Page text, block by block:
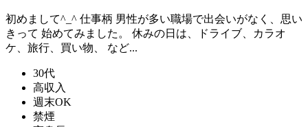
初めまして^_^ 仕事柄 男性が多い職場で出会いがなく、思い
きって 始めてみました。 休みの日は、ドライブ、カラオ
ケ、旅行、買い物、 など...
30代
高収入
週末OK
禁煙